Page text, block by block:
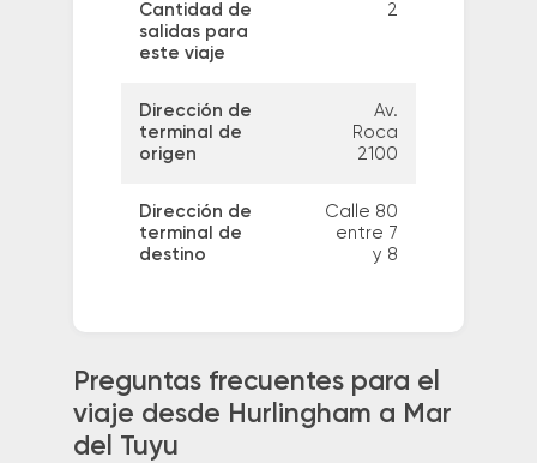
Cantidad de
salidas para
este viaje
2
Dirección de
terminal de
origen
Av.
Roca
2100
Dirección de
terminal de
destino
Calle 80
entre 7
y 8
Preguntas frecuentes para el
viaje desde Hurlingham a Mar
del Tuyu